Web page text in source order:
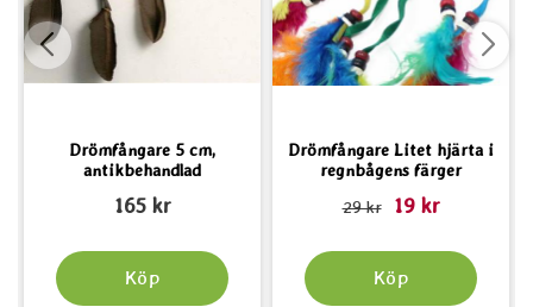
Drömfångare 5 cm,
antikbehandlad
165 kr
Köp
Drömfångare Litet hjärta i
regnbågens färger
Art. nr 5654tidigare pris
29 kr rea pris
19 kr
Köp